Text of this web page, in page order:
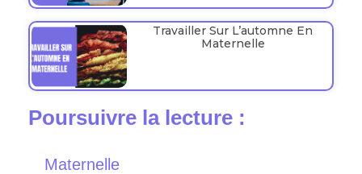
Travailler Sur L’automne En
Maternelle
Poursuivre la lecture :
Maternelle